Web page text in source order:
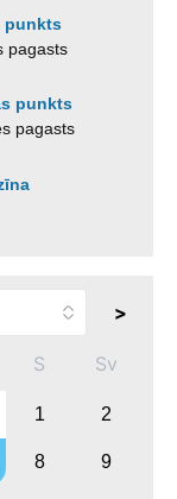
punkts
pagasts
punkts
pagasts
>
S Sv
1 2
8 9